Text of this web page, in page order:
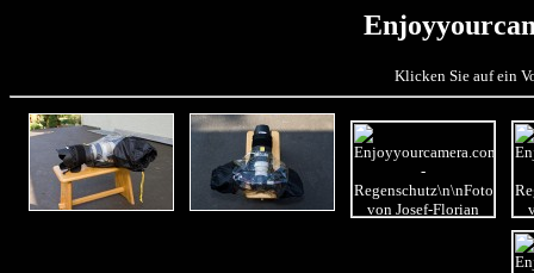
Klicken Sie auf ein